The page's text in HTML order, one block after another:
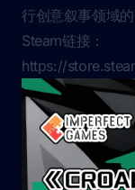
行创意叙事领域
Steam链接：
https://